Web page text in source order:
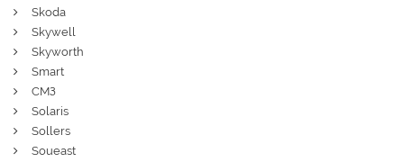
Skoda
Skywell
Skyworth
Smart
СМЗ
Solaris
Sollers
Soueast